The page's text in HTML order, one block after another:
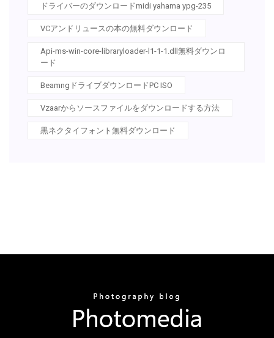
ドライバーのダウンロードmidi yahama ypg-235
VCアンドリュースの本の無料ダウンロード
Api-ms-win-core-libraryloader-l1-1-1.dll無料ダウンロ
ード
BeamngドライブダウンロードPC ISO
Vzaarからソースファイルをダウンロードする方法
黒ネクタイフォント無料ダウンロード